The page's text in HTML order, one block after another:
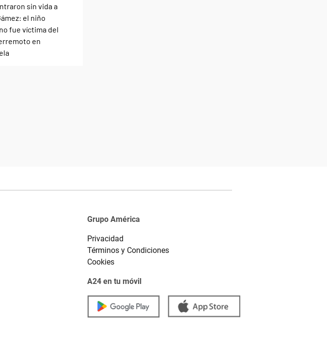
Grupo América
Privacidad
Términos y Condiciones
Cookies
A24 en tu móvil